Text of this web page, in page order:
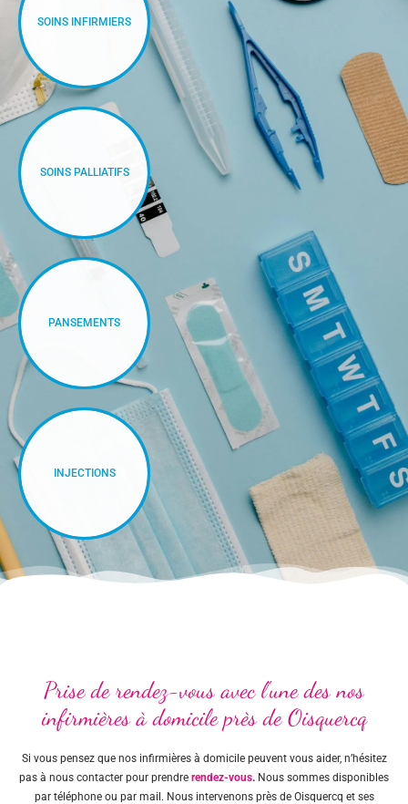
SOINS INFIRMIERS
SOINS PALLIATIFS
PANSEMENTS
INJECTIONS
Prise de rendez-vous avec l'une des nos
infirmières à domicile près de Oisquercq
Si vous pensez que nos infirmières à domicile peuvent vous aider, n’hésitez
pas à nous contacter pour prendre rendez-vous. Nous sommes disponibles
par téléphone ou par mail. Nous intervenons près de Oisquercq et ses